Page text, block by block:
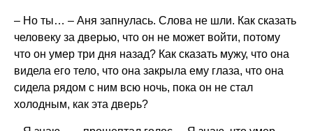
– Но ты… – Аня запнулась. Слова не шли. Как сказать
человеку за дверью, что он не может войти, потому
что он умер три дня назад? Как сказать мужу, что она
видела его тело, что она закрыла ему глаза, что она
сидела рядом с ним всю ночь, пока он не стал
холодным, как эта дверь?